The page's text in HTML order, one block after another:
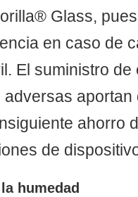
Glass,
en caso de
El suministro
aportan
ahorro
de
humedad